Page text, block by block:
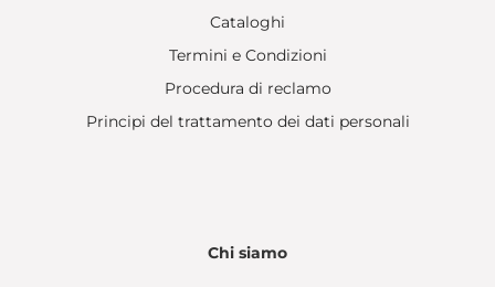
Cataloghi
Termini e Condizioni
Procedura di reclamo
Principi del trattamento dei dati personali
Chi siamo